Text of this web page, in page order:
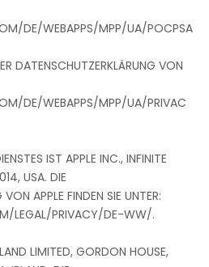
DE/WEBAPPS/MPP/UA/POCPSA
DATENSCHUTZERKLÄRUNG VON
DE/WEBAPPS/MPP/UA/PRIVAC
IST APPLE INC., INFINITE
USA. DIE
APPLE FINDEN SIE UNTER:
LEGAL/PRIVACY/DE-WW/.
LIMITED, GORDON HOUSE,